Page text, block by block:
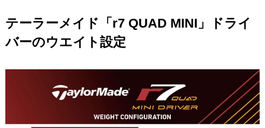
テーラーメイド「r7 QUAD MINI」ドライ
バーのウエイト設定